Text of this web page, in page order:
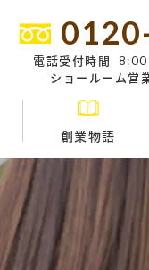
電話受付時間 8:00
ショールーム営
創業物語